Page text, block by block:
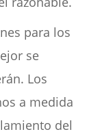
para los
se
Los
a medida
del